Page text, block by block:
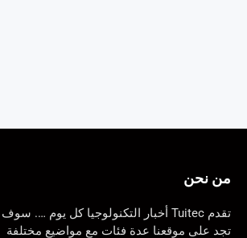
من نحن
تقدم Tuitec أخبار التكنولوجيا كل يوم …. سوف
تجد على موقعنا عدة فئات مع مواضيع مختلفة